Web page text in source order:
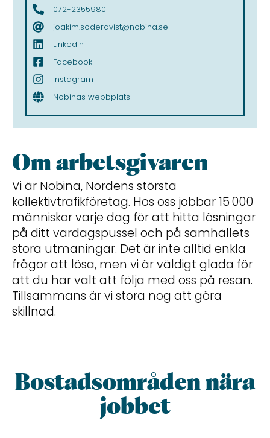
072-2355980
joakim.soderqvist@nobina.se
LinkedIn
Facebook
Instagram
Nobinas webbplats
Om arbetsgivaren
Vi är Nobina, Nordens största
kollektivtrafikföretag. Hos oss jobbar 15 000
människor varje dag för att hitta lösningar
på ditt vardagspussel och på samhällets
stora utmaningar. Det är inte alltid enkla
frågor att lösa, men vi är väldigt glada för
att du har valt att följa med oss på resan.
Tillsammans är vi stora nog att göra
skillnad.
Bostadsområden nära
jobbet